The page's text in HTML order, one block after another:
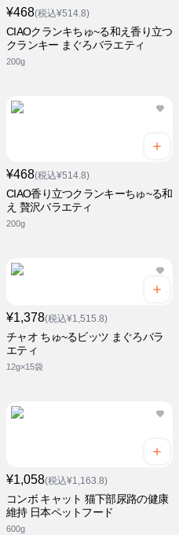
¥468(税込¥514.8)
CIAOクランキちゅ~る和え香り立つ
クランキー まぐろバラエティ
200g
¥468(税込¥514.8)
CIAO香り立つクランキーちゅ~る和
え 贅沢バラエティ
200g
¥1,378(税込¥1,515.8)
チャオ ちゅ~るビッツ まぐろバラ
エティ
12g×15袋
¥1,058(税込¥1,163.8)
コンボ キャット 猫下部尿路の健康
維持 日本ペットフード
600g